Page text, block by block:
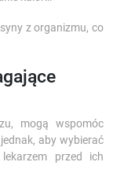
z organizmu, co
mogą wspomóc
aby wybierać
przed ich